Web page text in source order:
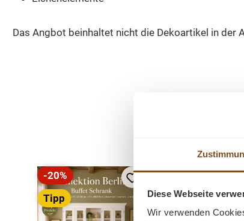
Diese Webseite
Wir verwenden
Das Angbot beinhaltet nicht die Dekoartikel in der
Rabatt
-20%
Tipp
-20%
Tipp